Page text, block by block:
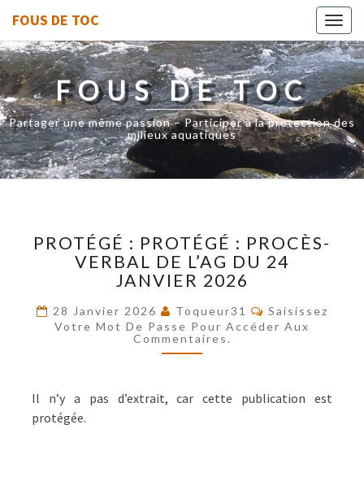
FOUS DE TOC
FOUS DE TOC
Partager une même passion – Participer à la protection des
milieux aquatiques
PROTÉGÉ :
PROCÈS-
VERBAL
L’AG
DU
24
PROTÉGÉ : PROTÉGÉ : PROCÈS-
VERBAL DE L’AG DU 24
JANVIER 2026
28 Janvier 2026 Toqueur31 Commentaires
Saisissez
Votre Mot De Passe Pour Accéder Aux
Commentaires.
Il n’y a pas d’extrait, car cette publication est
protégée.